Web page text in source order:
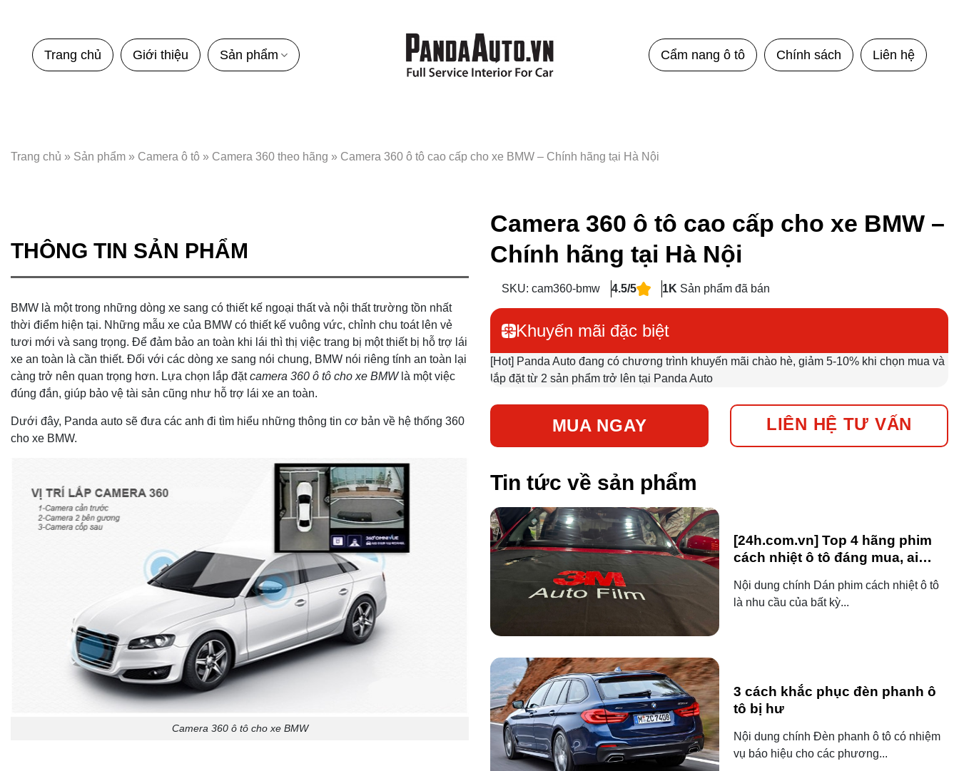
Trang chủ Giới thiệu Sản phẩm Cẩm nang ô tô Chính sách Liên hệ
Trang chủ » Sản phẩm » Camera ô tô » Camera 360 theo hãng » Camera 360 ô tô cao cấp cho xe BMW – Chính hãng tại Hà Nội
THÔNG TIN SẢN PHẨM
BMW là một trong những dòng xe sang có thiết kế ngoại thất và nội thất trường tồn nhất
thời điểm hiện tại. Những mẫu xe của BMW có thiết kế vuông vức, chỉnh chu toát lên vẻ
tươi mới và sang trọng. Để đảm bảo an toàn khi lái thì thị việc trang bị một thiết bị hỗ trợ lái
xe an toàn là cần thiết. Đối với các dòng xe sang nói chung, BMW nói riêng tính an toàn lại
càng trở nên quan trọng hơn. Lựa chọn lắp đặtcamera 360 ô tô cho xe BMWlà một việc
đúng đắn, giúp bảo vệ tài sản cũng như hỗ trợ lái xe an toàn.
Dưới đây, Panda auto sẽ đưa các anh đi tìm hiểu những thông tin cơ bản về hệ thống 360
cho xe BMW.
Camera 360 ô tô cho xe BMW
Camera 360 ô tô cao cấp cho xe BMW –
Chính hãng tại Hà Nội
SKU: cam360-bmw 4.5/5 1K Sản phẩm đã bán
Khuyến mãi đặc biệt
[Hot] Panda Auto đang có chương trình khuyến mãi chào hè, giảm 5-10% khi chọn mua và
lắp đặt từ 2 sản phẩm trở lên tại Panda Auto
MUA NGAY LIÊN HỆ TƯ VẤN
Tin tức về sản phẩm
[24h.com.vn] Top 4 hãng phim
cách nhiệt ô tô đáng mua, ai
Nội dung chính Dán phim cách nhiệt ô tô
là nhu cầu của bất kỳ...
3 cách khắc phục đèn phanh ô
tô bị hư
Nội dung chính Đèn phanh ô tô có nhiệm
vụ báo hiệu cho các phương...